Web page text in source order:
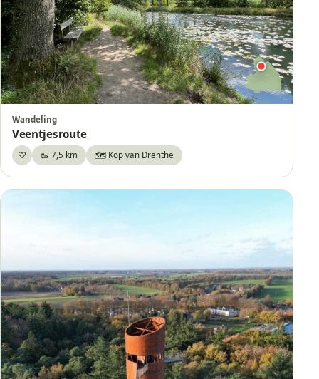
Wandeling
Veentjesroute
♡Bewaar🥾 7,5 km 🗺️ Kop van Drenthe